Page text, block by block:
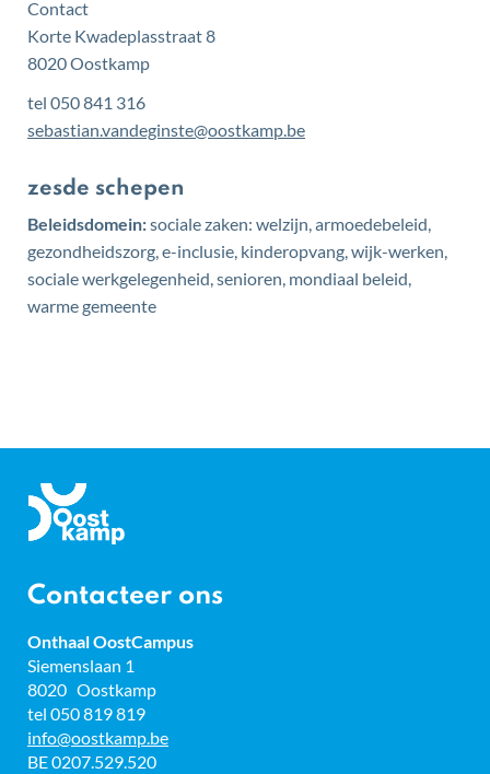
Contact
Korte Kwadeplasstraat 8
,8020Oostkamp
tel 050 841 316
E-
sebastian.vandeginste@oostkamp.be
Functies
zesde schepen
Beleidsdomein:sociale zaken: welzijn, armoedebeleid,
gezondheidszorg, e-inclusie, kinderopvang, wijk-werken,
sociale werkgelegenheid, senioren, mondiaal beleid,
warme gemeente
Gemeente
Oostkamp
Contacteer ons
Onthaal OostCampus
Adres
Siemenslaan 1
8020 Oostkamp
tel 050 819 819
E-
mail
info@oostkamp.be
BTW
BE 0207.529.520